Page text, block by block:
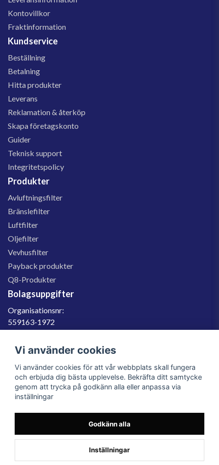
Kontovillkor
Fraktinformation
Kundservice
Beställning
Betalning
Hitta produkter
Leverans
Reklamation & återköp
Skapa företagskonto
Guider
Teknisk support
Integritetspolicy
Produkter
Avluftningsfilter
Bränslefilter
Luftfilter
Oljefilter
Vevhusfilter
Payback produkter
Q8-Produkter
Bolagsuppgifter
Organisationsnr:
559163-1972
SE559163197201
060-566 800
info@filter.se
559163-1972
© 2023 Filter.se, All rights reserved.
Vi använder cookies
Vi använder cookies för att vår webbplats skall fungera
och erbjuda dig bästa upplevelse. Bekräfta ditt samtycke
genom att trycka på godkänn alla eller anpassa via
inställningar
Godkänn alla
Inställningar